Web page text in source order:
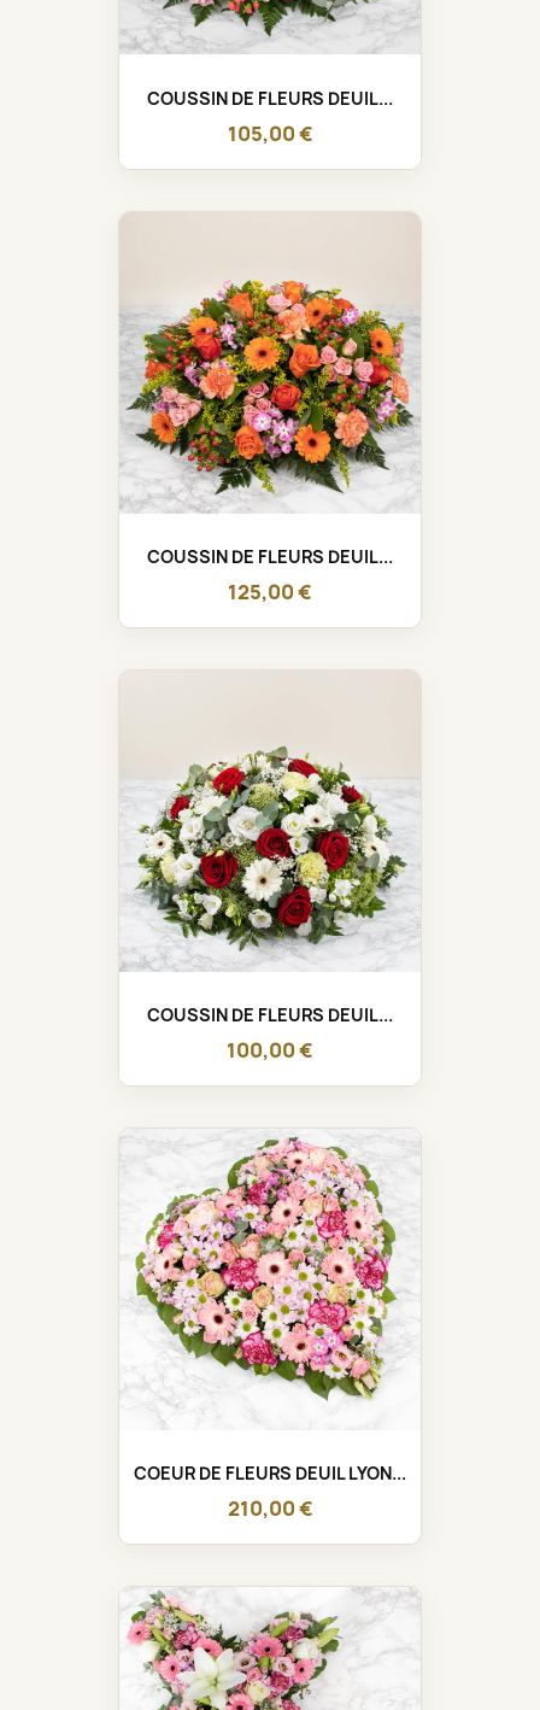
COUSSIN DE FLEURS DEUIL...
105,00 €
COUSSIN DE FLEURS DEUIL...
125,00 €
COUSSIN DE FLEURS DEUIL...
100,00 €
COEUR DE FLEURS DEUIL LYON...
210,00 €